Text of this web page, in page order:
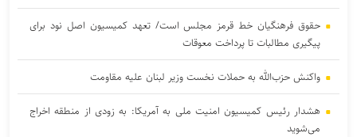
حقوق فرهنگیان خط قرمز مجلس است/ تعهد کمیسیون اصل نود برای
پیگیری مطالبات تا پرداخت معوقات
واکنش حزب‌الله به حملات نخست‌ وزیر لبنان علیه مقاومت
هشدار رئیس کمیسیون امنیت ملی به آمریکا: به زودی از منطقه اخراج
می‌شوید